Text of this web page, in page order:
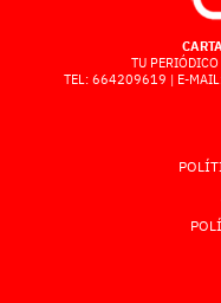
TU
TEL: 664209619 | E-